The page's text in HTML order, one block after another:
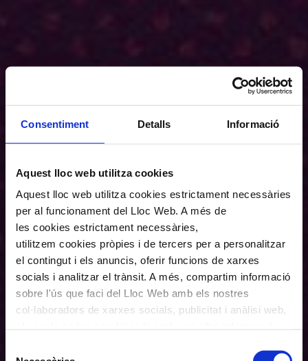
Consentiment Detalls Informació
Aquest lloc web utilitza cookies
Aquest lloc web utilitza cookies estrictament necessàries
per al funcionament del Lloc Web. A més de
les cookies estrictament necessàries,
utilitzem cookies pròpies i de tercers per a personalitzar
el contingut i els anuncis, oferir funcions de xarxes
socials i analitzar el trànsit. A més, compartim informació
sobre l'ús que faci del Lloc Web amb els nostres
col·laboradors de xarxes socials, publicitat i anàlisi web,